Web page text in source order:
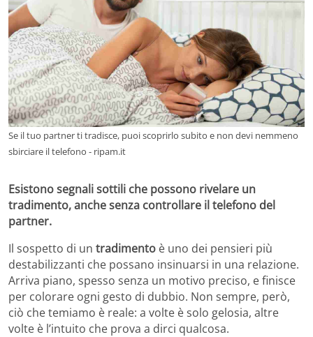
Se il tuo partner ti tradisce, puoi scoprirlo subito e non devi nemmeno
sbirciare il telefono - ripam.it
Esistono segnali sottili che possono rivelare un
tradimento, anche senza controllare il telefono del
partner.
Il sospetto di un tradimento è uno dei pensieri più
destabilizzanti che possano insinuarsi in una relazione.
Arriva piano, spesso senza un motivo preciso, e finisce
per colorare ogni gesto di dubbio. Non sempre, però,
ciò che temiamo è reale: a volte è solo gelosia, altre
volte è l’intuito che prova a dirci qualcosa.